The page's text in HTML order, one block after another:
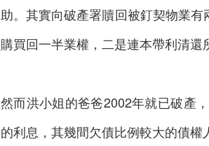
助。其實向破產署贖回被釘契物業
購買回一半業權，二是連本帶利清還
然而洪小姐的爸爸2002年就已破產
的利息，其幾間欠債比例較大的債